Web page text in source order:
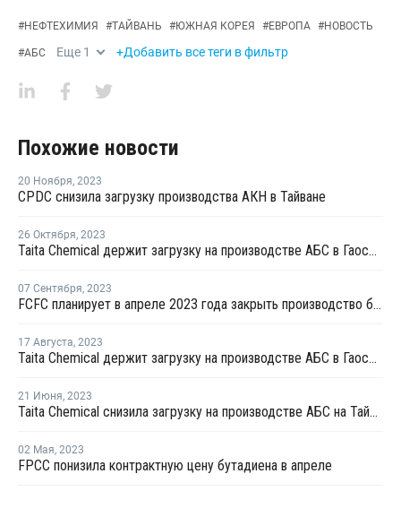
#НЕФТЕХИМИЯ #ТАЙВАНЬ #ЮЖНАЯ КОРЕЯ #ЕВРОПА #НОВОСТЬ
#АБС Еще 1 +Добавить все теги в фильтр
Похожие новости
20 Ноября, 2023
CPDC снизила загрузку производства АКН в Тайване
26 Октября, 2023
Taita Chemical держит загрузку на производстве АБС в Гаосюне на уровне 75-80%
07 Сентября, 2023
FCFC планирует в апреле 2023 года закрыть производство бензола в Майлиао на ремонт
17 Августа, 2023
Taita Chemical держит загрузку на производстве АБС в Гаосюне на уровне 80%
21 Июня, 2023
Taita Chemical снизила загрузку на производстве АБС на Тайване до 50%
02 Мая, 2023
FPCC понизила контрактную цену бутадиена в апреле